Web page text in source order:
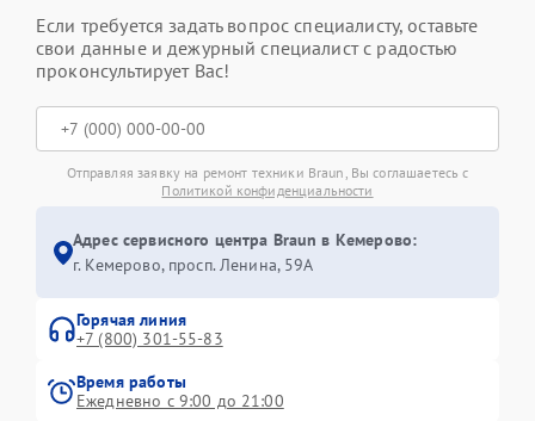
Если требуется задать вопрос специалисту, оставьте
свои данные и дежурный специалист с радостью
проконсультирует Вас!
Отправляя заявку на ремонт техники Braun, Вы соглашаетесь с
Политикой конфиденциальности
Адрес сервисного центра Braun в Кемерово:
г. Кемерово, просп. Ленина, 59А
Горячая линия
+7 (800) 301-55-83
Время работы
Ежедневно с 9:00 до 21:00